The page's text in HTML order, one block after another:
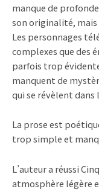
manque de
son originalité, mais
Les personnages
complexes que des
parfois trop
manquent de
qui se révèlent
La prose est
trop simple et
L’auteur a réussi
atmosphère légère